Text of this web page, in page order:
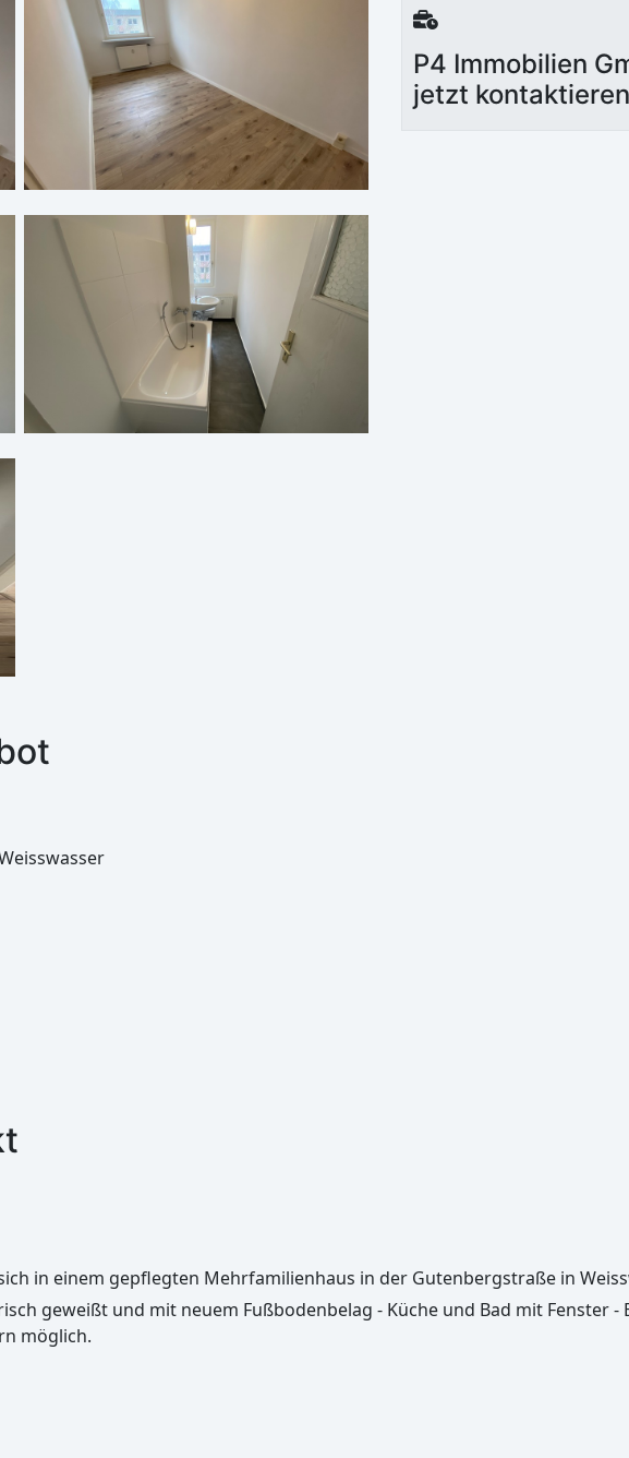
P4 Immobilien
jetzt kontaktieren
in einem gepflegten Mehrfamilienhaus in der Gutenbergstraße in
geweißt und mit neuem Fußbodenbelag - Küche und Bad mit Fenster
möglich.